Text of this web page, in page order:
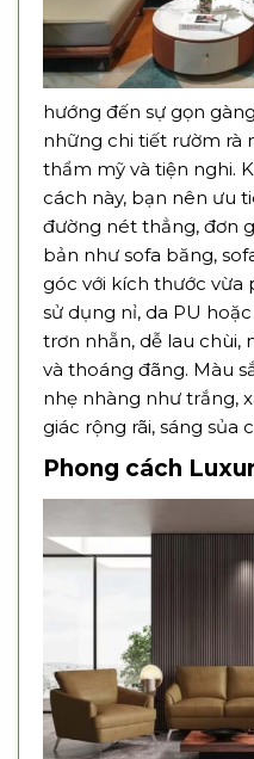
hướng đến sự gọn
những chi tiết rườm rà
thẩm mỹ và tiện nghi.
cách này, bạn nên ưu
đường nét thẳng, đơn
bản như sofa băng,
góc với kích thước vừa
sử dụng nỉ, da PU
trơn nhẵn, dễ lau chùi,
và thoáng đãng. Màu
nhẹ nhàng như trắng,
giác rộng rãi, sáng sủa
Phong cách